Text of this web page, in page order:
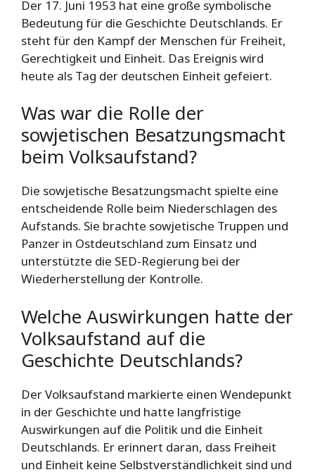
Der 17. Juni 1953 hat eine große symbolische
Bedeutung für die Geschichte Deutschlands. Er
steht für den Kampf der Menschen für Freiheit,
Gerechtigkeit und Einheit. Das Ereignis wird
heute als Tag der deutschen Einheit gefeiert.
Was war die Rolle der
sowjetischen Besatzungsmacht
beim Volksaufstand?
Die sowjetische Besatzungsmacht spielte eine
entscheidende Rolle beim Niederschlagen des
Aufstands. Sie brachte sowjetische Truppen und
Panzer in Ostdeutschland zum Einsatz und
unterstützte die SED-Regierung bei der
Wiederherstellung der Kontrolle.
Welche Auswirkungen hatte der
Volksaufstand auf die
Geschichte Deutschlands?
Der Volksaufstand markierte einen Wendepunkt
in der Geschichte und hatte langfristige
Auswirkungen auf die Politik und die Einheit
Deutschlands. Er erinnert daran, dass Freiheit
und Einheit keine Selbstverständlichkeit sind und